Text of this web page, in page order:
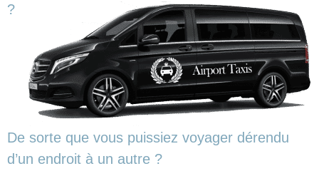
?
De sorte que vous puissiez voyager dérendu
d’un endroit à un autre ?